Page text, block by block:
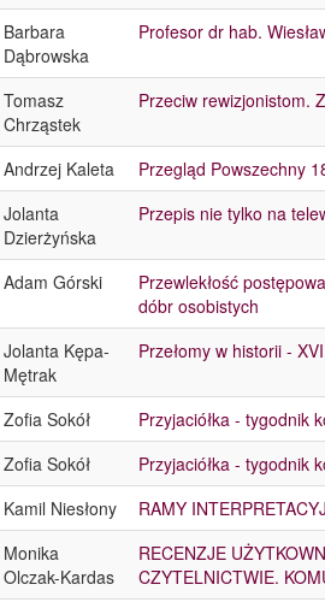
Barbara
Dąbrowska
Profesor dr hab.
Tomasz
Chrząstek
Przeciw rewizjonistom.
Andrzej Kaleta Przegląd Powszechny
Jolanta
Dzierżyńska
Przepis nie tylko na
Adam Górski
Przewlekłość
dóbr osobistych
Jolanta Kępa-
Mętrak
Przełomy w historii -
Zofia Sokół Przyjaciółka - tygodnik
Zofia Sokół Przyjaciółka - tygodnik
Kamil Niesłony RAMY
Monika
Olczak-Kardas
RECENZJE
CZYTELNICTWIE.